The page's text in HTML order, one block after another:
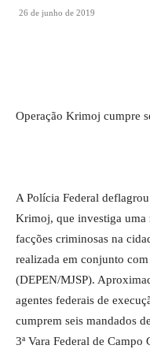
26 de junho de 2019
Operação Krimoj cumpre
A Polícia Federal
Krimoj, que investiga uma
facções criminosas na
realizada em conjunto
(DEPEN/MJSP).
agentes federais de
cumprem seis mandados
3ª Vara Federal de Campo